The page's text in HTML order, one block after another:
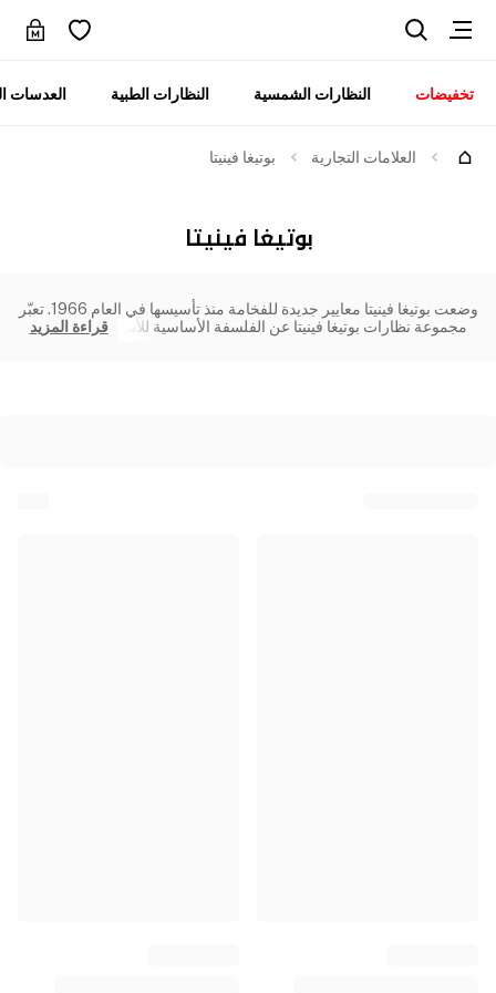
تخفيضات النظارات الشمسية النظارات الطبية العدسات
العلامات التجارية بوتيغا فينيتا
بوتيغا فينيتا
وضعت بوتيغا فينيتا معايير جديدة للفخامة منذ تأسيسها في العام 1966. تعبّر
مجموعة نظارات بوتيغا فينيتا عن الفلسفة الأساسية للأس
قراءة المزيد